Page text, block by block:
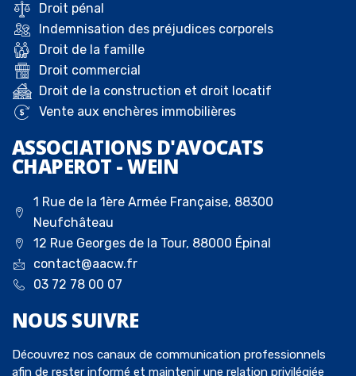
Droit pénal
Indemnisation des préjudices corporels
Droit de la famille
Droit commercial
Droit de la construction et droit locatif
Vente aux enchères immobilières
ASSOCIATIONS D'AVOCATS
CHAPEROT - WEIN
1 Rue de la 1ère Armée Française, 88300
Neufchâteau
12 Rue Georges de la Tour, 88000 Épinal
contact@aacw.fr
03 72 78 00 07
NOUS SUIVRE
Découvrez nos canaux de communication professionnels
afin de rester informé et maintenir une relation privilégiée